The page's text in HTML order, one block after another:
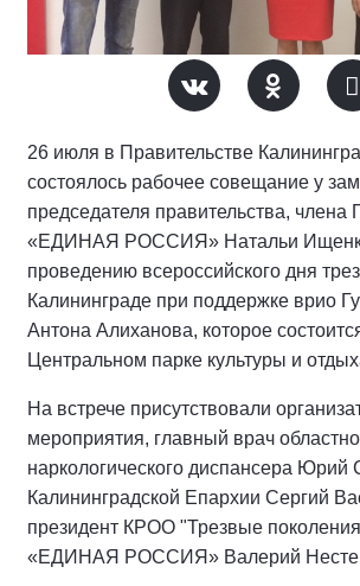
26 июля в Правительстве
состоялось рабочее совещание у
председателя правительства, члена
«ЕДИНАЯ РОССИЯ» Натальи
проведению всероссийского дня
Калининграде при поддержке врио
Антона Алиханова, которое
Центральном парке культуры и
На встрече присутствовали
мероприятия, главный врач
наркологического диспансера Юрий
Калининградской Епархии Сергий
президент КРОО "Трезвые
«ЕДИНАЯ РОССИЯ» Валерий